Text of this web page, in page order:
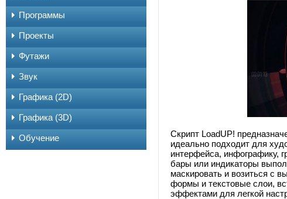
Скрипт LoadUP!
идеально подходит для
интерфейса, инфографику,
бары или индикаторы
маскировать и возиться с
формы и текстовые слои,
эффектами для легкой
Программы
Проекты
Футажи
Звук
Графика (2D)
Графика (3D)
Обучение